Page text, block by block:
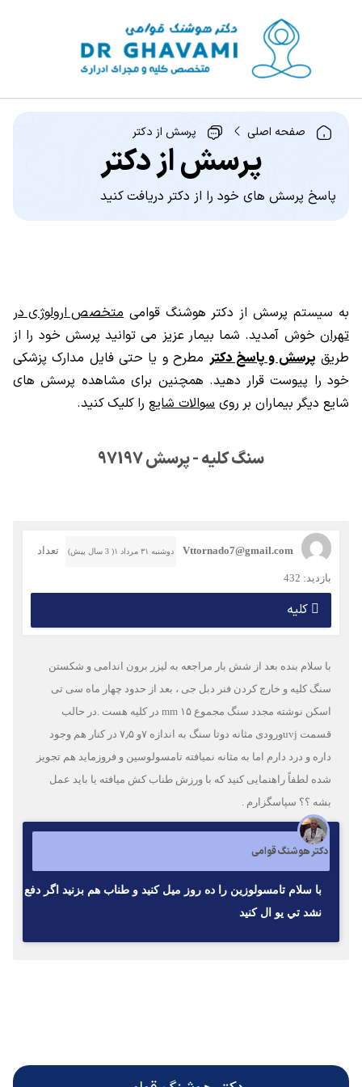
صفحه اصلی پرسش از دکتر
پرسش از دکتر
پاسخ پرسش های خود را از دکتر دریافت کنید
به سیستم پرسش از دکتر هوشنگ قوامی متخصص ارولوژی در
تهران خوش آمدید. شما بیمار عزیز می توانید پرسش خود را از
طریق پرسش و پاسخ دکتر مطرح و یا حتی فایل مدارک پزشکی
خود را پیوست قرار دهید. همچنین برای مشاهده پرسش های
شایع دیگر بیماران بر روی سوالات شایع را کلیک کنید.
سنگ کلیه - پرسش 97197
Vttornado7@gmail.com دوشنبه ۳۱ مرداد ۱( 3 سال پیش) تعداد
بازدید: 432
کلیه
با سلام بنده بعد از شش بار مراجعه به لیزر برون اندامی و شکستن
سنگ کلیه و خارج کردن فنر دبل جی ، بعد از حدود چهار ماه سی تی
اسکن نوشته مجدد سنگ مجموع ۱۵ mm در کلیه هست .در حالب
قسمت uvjورودی مثانه دوتا سنگ به اندازه ۷و ۷٫۵ در کنار هم وجود
داره و درد دارم اما به مثانه نمیافته تامسولوسین و فروزماید هم تجویز
شده لطفاً راهنمایی کنید که با ورزش طناب کش میافته یا باید عمل
بشه ؟؟ سپاسگزارم .
دکتر هوشنگ قوامی
با سلام تامسولوزين را ده روز ميل كنيد و طناب هم بزنيد اگر دفع
نشد تي يو ال كنيد